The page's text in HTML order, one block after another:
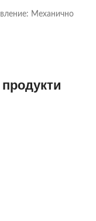
Механично